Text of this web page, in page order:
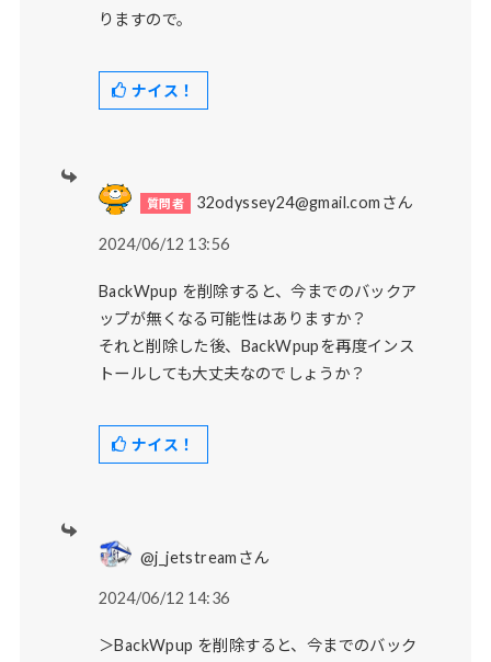
りますので。
ナイス！
32odyssey24@gmail.comさん
2024/06/12 13:56
BackWpup を削除すると、今までのバックア
ップが無くなる可能性はありますか？
それと削除した後、BackWpupを再度インス
トールしても大丈夫なのでしょうか？
ナイス！
@j_jetstreamさん
2024/06/12 14:36
＞BackWpup を削除すると、今までのバック